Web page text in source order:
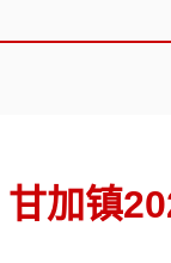
甘加镇